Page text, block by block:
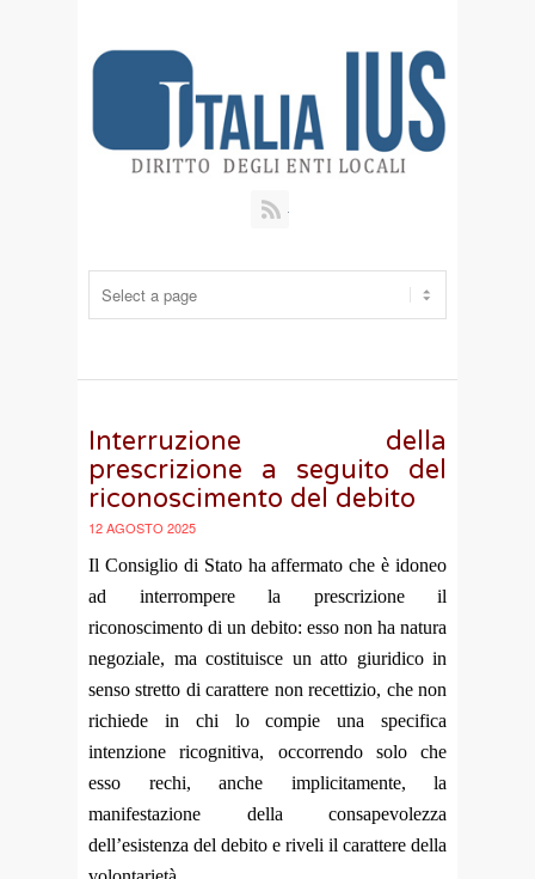
Interruzione della
prescrizione a seguito del
riconoscimento del debito
12 AGOSTO 2025
Il Consiglio di Stato ha affermato che è idoneo
ad interrompere la prescrizione il
riconoscimento di un debito: esso non ha natura
negoziale, ma costituisce un atto giuridico in
senso stretto di carattere non recettizio, che non
richiede in chi lo compie una specifica
intenzione ricognitiva, occorrendo solo che
esso rechi, anche implicitamente, la
manifestazione della consapevolezza
dell’esistenza del debito e riveli il carattere della